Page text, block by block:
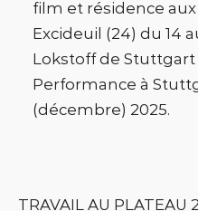
film et résidence
Excideuil (24) du 14
Lokstoff de
Performance à
(décembre) 2025.
TRAVAIL AU PLATEAU